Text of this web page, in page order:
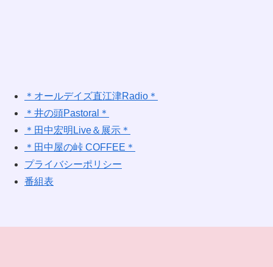
＊オールデイズ直江津Radio＊
＊井の頭Pastoral＊
＊田中宏明Live＆展示＊
＊田中屋の峠 COFFEE＊
プライバシーポリシー
番組表